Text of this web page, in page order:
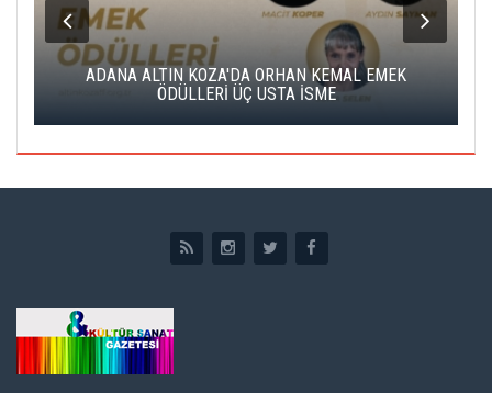
ADANA ALTIN KOZA'DA ORHAN KEMAL EMEK
ÖDÜLLERİ ÜÇ USTA İSME